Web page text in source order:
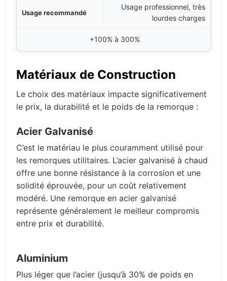
Usage professionnel, très
lourdes charges
+100% à 300%
Matériaux de Construction
Le choix des matériaux impacte significativement
le prix, la durabilité et le poids de la remorque :
Acier Galvanisé
C’est le matériau le plus couramment utilisé pour
les remorques utilitaires. L’acier galvanisé à chaud
offre une bonne résistance à la corrosion et une
solidité éprouvée, pour un coût relativement
modéré. Une remorque en acier galvanisé
représente généralement le meilleur compromis
entre prix et durabilité.
Aluminium
Plus léger que l’acier (jusqu’à 30% de poids en